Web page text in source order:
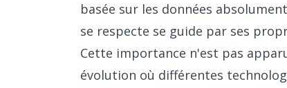
basée sur les données
se respecte se guide par ses
Cette importance n'est pas
évolution où différentes